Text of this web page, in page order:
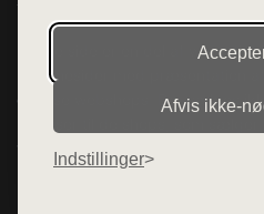
Afvis
Indstillinger
Denne side er en del af want.dk,
hjemmesider med præsentation
diverse webshops. Der sælges
henviser til de shops, som sælger
varerne på lager.